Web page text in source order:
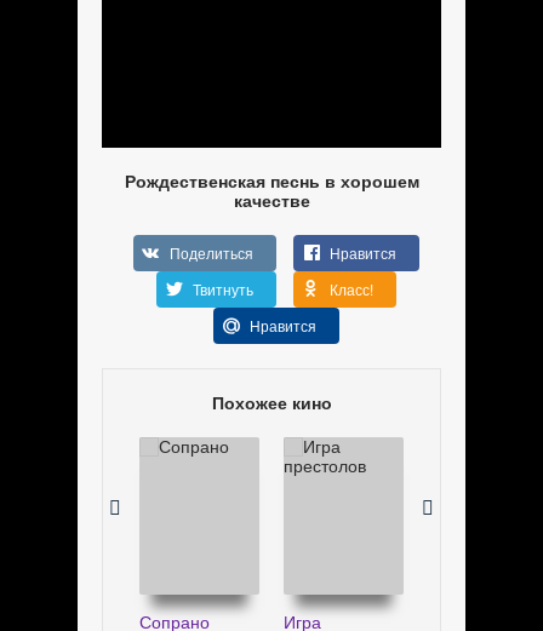
Рождественская песнь в хорошем
качестве
Поделиться
Нравится
Твитнуть
Класс!
Нравится
Похожее кино
Сопрано
Игра